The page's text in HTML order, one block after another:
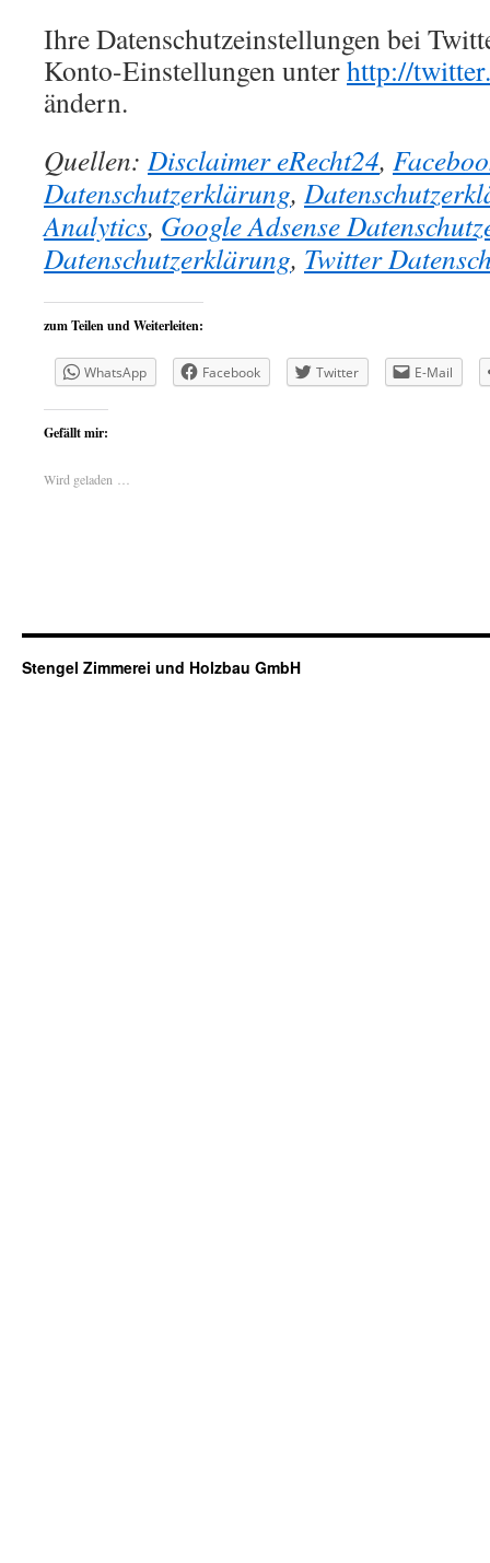
Ihre Datenschutzeinstellungen bei
Konto-Einstellungen unterhttp://
ändern.
Quellen:Disclaimer eRecht24,
Datenschutzerklärung,
Analytics, Google Adsense
Datenschutzerklärung, Twitter
zum Teilen und Weiterleiten:
WhatsApp Facebook Twitter E-Mail
Gefällt mir:
Wird geladen …
Stengel Zimmerei und Holzbau GmbH